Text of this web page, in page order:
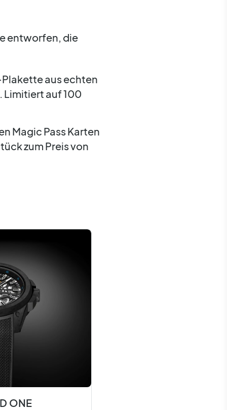
entworfen, die
aus echten
Limitiert auf 100
Magic Pass Karten
zum Preis von
ONE